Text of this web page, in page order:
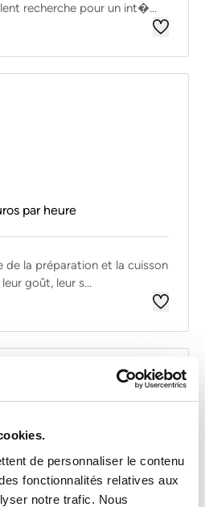
de personnaliser le contenu
fonctionnalités relatives aux
notre trafic. Nous
recherche pour un int�...
par heure
de la préparation et la cuisson
goût, leur s...
(M/F)
euros par an